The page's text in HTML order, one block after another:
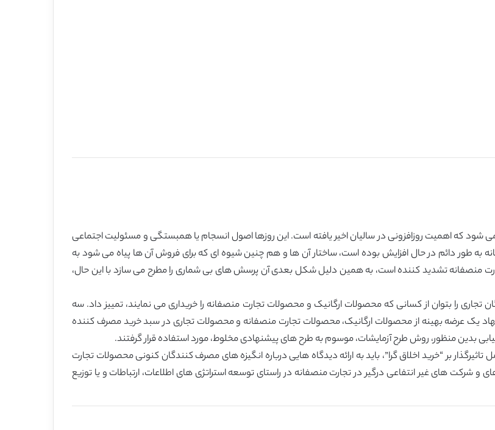
که اهمیت روزافزونی در سالیان اخیر یافته است. این روزها اصول انسجام یا همبستگی و مسئولیت اجتماعی
طور دائم در حال افزایش بوده است، ساختار آن ها و هم چنین شیوه ای که برای فروش آن ها پیاه می شود به
منصفانه تشدید کننده است، به همین دلیل شکل بعدی آن پرسش های بی شماری را مطرح می سازد با این حال،
را بتوان از کسانی که محصولات ارگانیک و محصولات تجارت منصفانه را خریداری می نمایند، تمییز داد. سه
یک عرضه بهینه از محصولات ارگانیک، محصولات تجارت منصفانه و محصولات تجاری در سبد خرید مصرف کننده
بدین منظور، روش طرح آزمایشات، موسوم به طرح های پیشنهادی مخلوط، مورد استفاده قرار گرفتند.
بر “خرید اخلاق گرا”، باید به ارائه دیدگاه هایی درباره انگیزه های مصرف کنندگان کنونی محصولات تجارت
شرکت های غیر انتفاعی درگیر در تجارت منصفانه در راستای توسعه استراتژی های اطلاعات، ارتباطات و یا توزیع